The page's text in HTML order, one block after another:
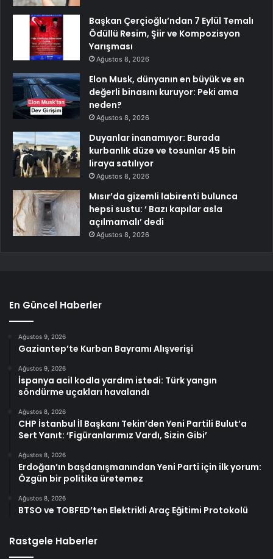
Başkan Çerçioğlu’ndan 7 Eylül Temalı
Ödüllü Resim, Şiir ve Kompozisyon
Yarışması
Ağustos 8, 2026
Elon Musk, dünyanın en büyük ve en
değerli binasını kuruyor: Peki ama
neden?
Ağustos 8, 2026
Duyanlar inanamıyor: Burada
kurbanlık düze ve tosunlar 45 bin
liraya satılıyor
Ağustos 8, 2026
Mısır’da gizemli labirenti bulunca
hepsi sustu: ‘ Bazı kapılar asla
açılmamalı’ dedi
Ağustos 8, 2026
En Güncel Haberler
Ağustos 9, 2026
Gaziantep’te Kurban Bayramı Alışverişi
Ağustos 9, 2026
İspanya acil kodla yardım istedi: Türk yangın
söndürme uçakları havalandı
Ağustos 8, 2026
CHP İstanbul İl Başkanı Tekin’den Yeni Partili Bulut’a
Sert Yanıt: ‘Figüranlarımız Vardı, Sizin Gibi’
Ağustos 8, 2026
Erdoğan’ın başdanışmanından Yeni Parti için ilk yorum:
Özgün bir politika üretemez
Ağustos 8, 2026
BTSO ve TOBFED’ten Elektrikli Araç Eğitimi Protokolü
Rastgele Haberler